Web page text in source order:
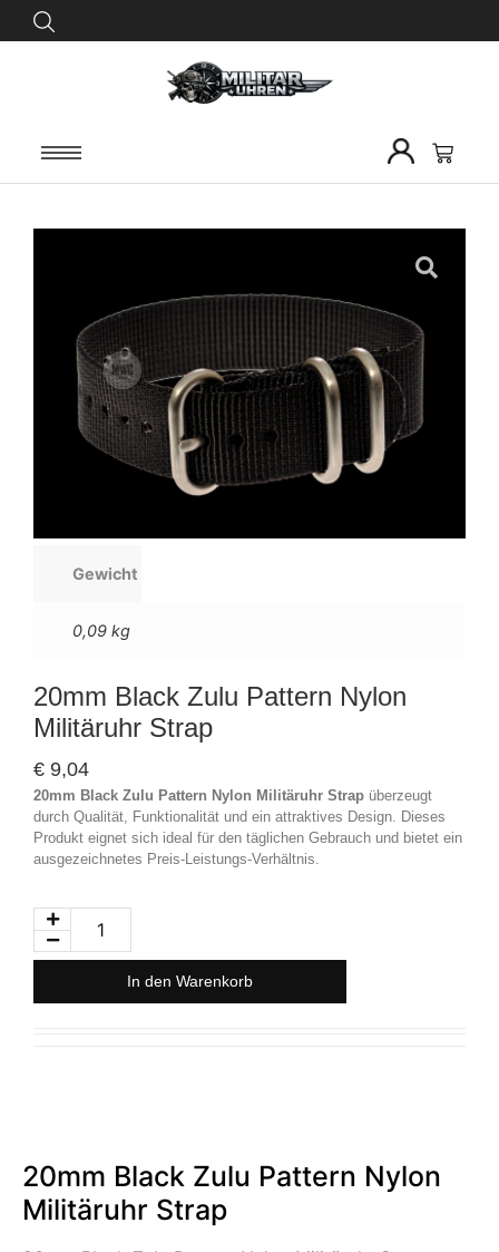
Gewicht
0,09 kg
20mm Black Zulu Pattern Nylon
Militäruhr Strap
€ 9,04
20mm Black Zulu Pattern Nylon Militäruhr Strap überzeugt
durch Qualität, Funktionalität und ein attraktives Design. Dieses
Produkt eignet sich ideal für den täglichen Gebrauch und bietet ein
ausgezeichnetes Preis-Leistungs-Verhältnis.
In den Warenkorb
20mm Black Zulu Pattern Nylon
Militäruhr Strap